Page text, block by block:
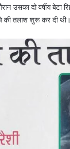
दो वर्षीय बेटा
की तलाश शुरू कर दी थी।